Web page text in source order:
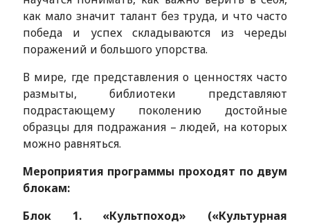
как мало значит талант без труда, и что часто
победа и успех складываются из череды
поражений и большого упорства.
В мире, где представления о ценностях часто
размыты, библиотеки представляют
подрастающему поколению достойные
образцы для подражания – людей, на которых
можно равняться.
Мероприятия программы проходят по двум
блокам:
Блок 1. «Культпоход» («Культурная